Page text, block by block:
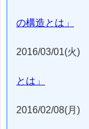
の構造とは」
2016/03/01(火)
とは」
2016/02/08(月)